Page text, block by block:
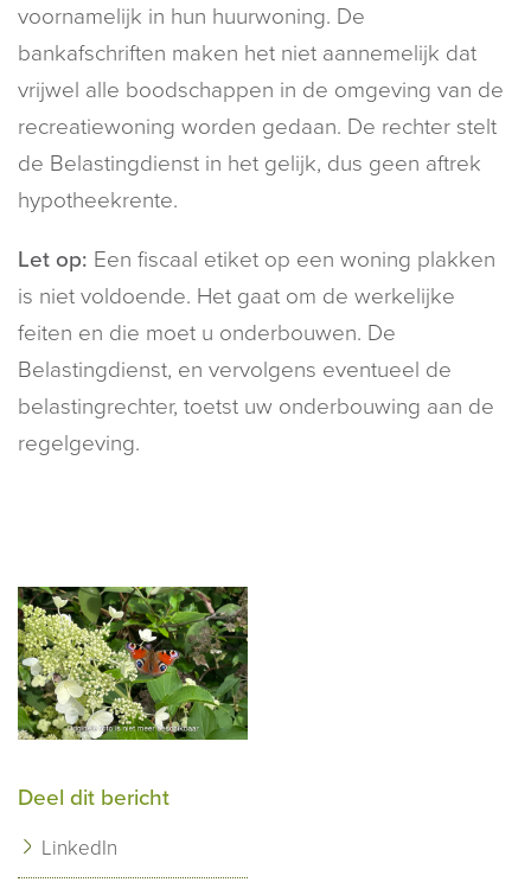
voornamelijk in hun huurwoning. De
bankafschriften maken het niet aannemelijk dat
vrijwel alle boodschappen in de omgeving van de
recreatiewoning worden gedaan. De rechter stelt
de Belastingdienst in het gelijk, dus geen aftrek
hypotheekrente.
Let op: Een fiscaal etiket op een woning plakken
is niet voldoende. Het gaat om de werkelijke
feiten en die moet u onderbouwen. De
Belastingdienst, en vervolgens eventueel de
belastingrechter, toetst uw onderbouwing aan de
regelgeving.
Deel dit bericht
LinkedIn